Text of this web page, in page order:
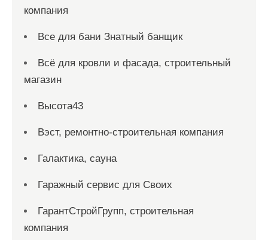
компания
Все для бани Знатный банщик
Всё для кровли и фасада, строительный
магазин
Высота43
Вэст, ремонтно-строительная компания
Галактика, сауна
Гаражный сервис для Своих
ГарантСтройГрупп, строительная
компания